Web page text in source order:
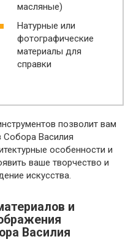
масляные)
Натурные или
фотографические
материалы для
справки
позволит вам
Собора Василия
особенности и
ваше творчество и
искусства.
и
Василия